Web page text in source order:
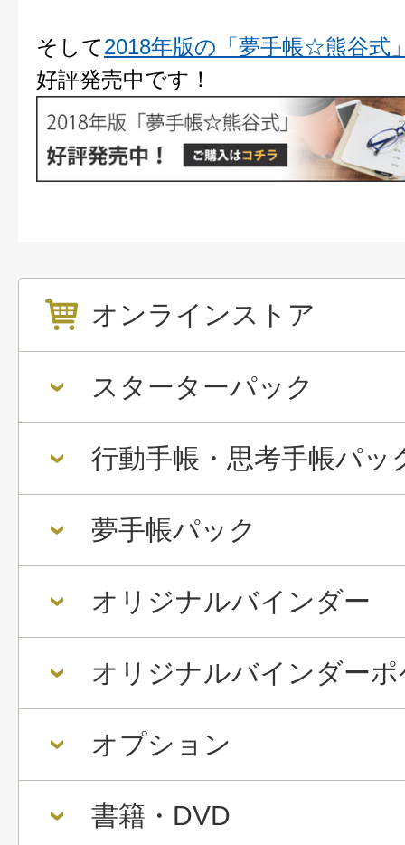
オンラインストア
スターターパック
行動手帳・思考手帳パッ
夢手帳パック
オリジナルバインダー
オリジナルバインダー
オプション
書籍・DVD
そして2018年版の「夢手帳☆熊谷式
好評発売中です！